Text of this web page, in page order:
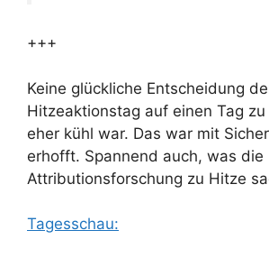
+++
Keine glückliche Entscheidung
Hitzeaktionstag auf einen Tag
eher kühl war. Das war mit
erhofft. Spannend auch, was die
Attributionsforschung zu Hitze
Tagesschau: